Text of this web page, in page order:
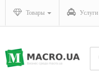
Товары Услуги